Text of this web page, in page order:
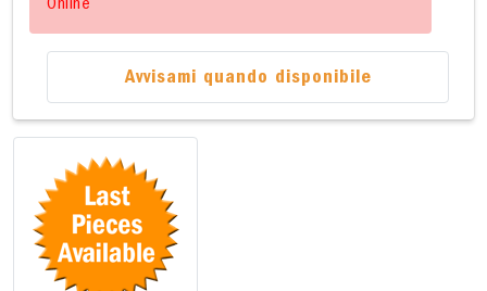
Online
Avvisami quando disponibile